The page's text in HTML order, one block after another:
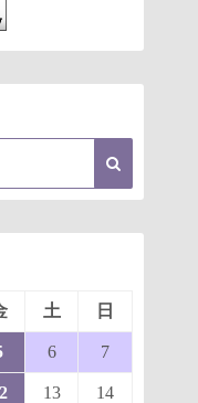
土 日
6 7
13 14